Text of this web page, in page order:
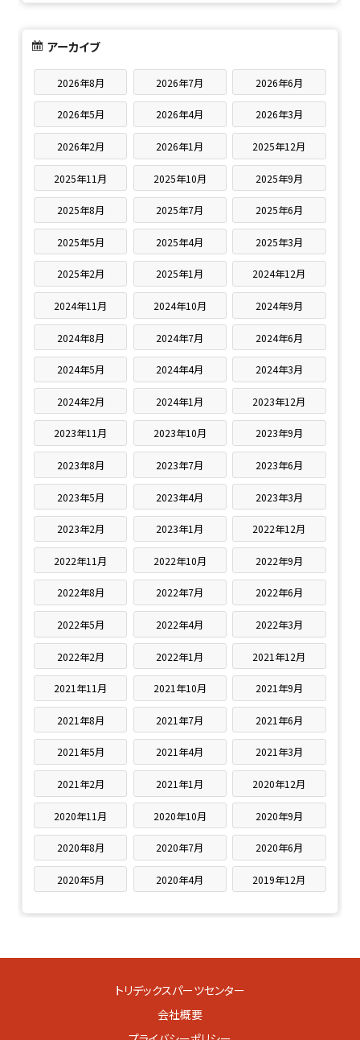
アーカイブ
2026年8月 2026年7月 2026年6月
2026年5月 2026年4月 2026年3月
2026年2月 2026年1月 2025年12月
2025年11月 2025年10月 2025年9月
2025年8月 2025年7月 2025年6月
2025年5月 2025年4月 2025年3月
2025年2月 2025年1月 2024年12月
2024年11月 2024年10月 2024年9月
2024年8月 2024年7月 2024年6月
2024年5月 2024年4月 2024年3月
2024年2月 2024年1月 2023年12月
2023年11月 2023年10月 2023年9月
2023年8月 2023年7月 2023年6月
2023年5月 2023年4月 2023年3月
2023年2月 2023年1月 2022年12月
2022年11月 2022年10月 2022年9月
2022年8月 2022年7月 2022年6月
2022年5月 2022年4月 2022年3月
2022年2月 2022年1月 2021年12月
2021年11月 2021年10月 2021年9月
2021年8月 2021年7月 2021年6月
2021年5月 2021年4月 2021年3月
2021年2月 2021年1月 2020年12月
2020年11月 2020年10月 2020年9月
2020年8月 2020年7月 2020年6月
2020年5月 2020年4月 2019年12月
トリデックスパーツセンター
会社概要